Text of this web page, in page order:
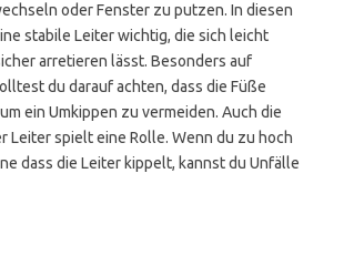
oder Fenster zu putzen. In diesen
stabile Leiter wichtig, die sich leicht
arretieren lässt. Besonders auf
du darauf achten, dass die Füße
ein Umkippen zu vermeiden. Auch die
Leiter spielt eine Rolle. Wenn du zu hoch
dass die Leiter kippelt, kannst du Unfälle